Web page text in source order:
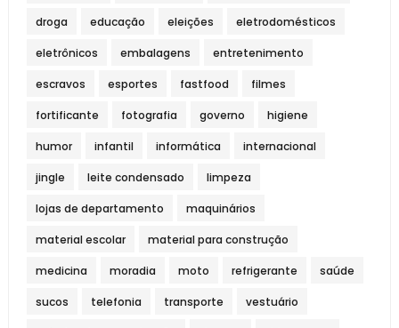
droga educação eleições eletrodomésticos
eletrônicos embalagens entretenimento
escravos esportes fastfood filmes
fortificante fotografia governo higiene
humor infantil informática internacional
jingle leite condensado limpeza
lojas de departamento maquinários
material escolar material para construção
medicina moradia moto refrigerante saúde
sucos telefonia transporte vestuário